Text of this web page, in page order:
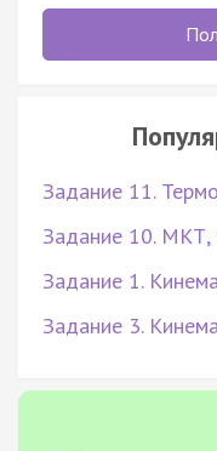
Задание 11.
Задание 10. МКТ,
Задание 1.
Задание 3.